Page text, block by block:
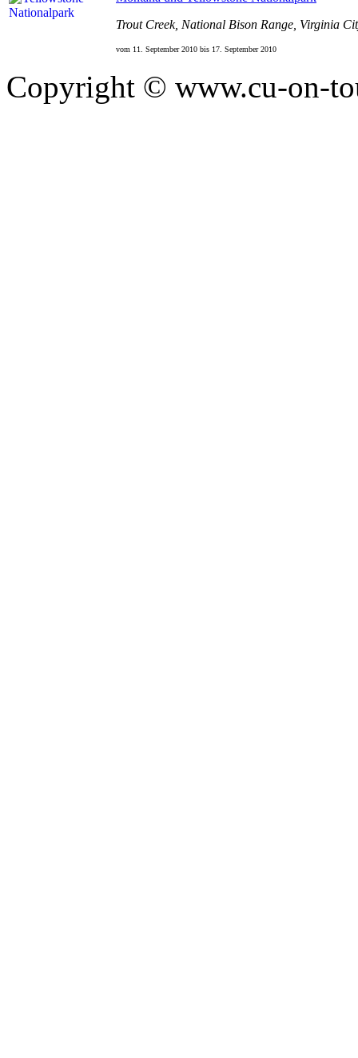
Trout Creek, National Bison Range, Virginia
vom 11. September2010 bis 17. September2010
Copyright © www.cu-on-